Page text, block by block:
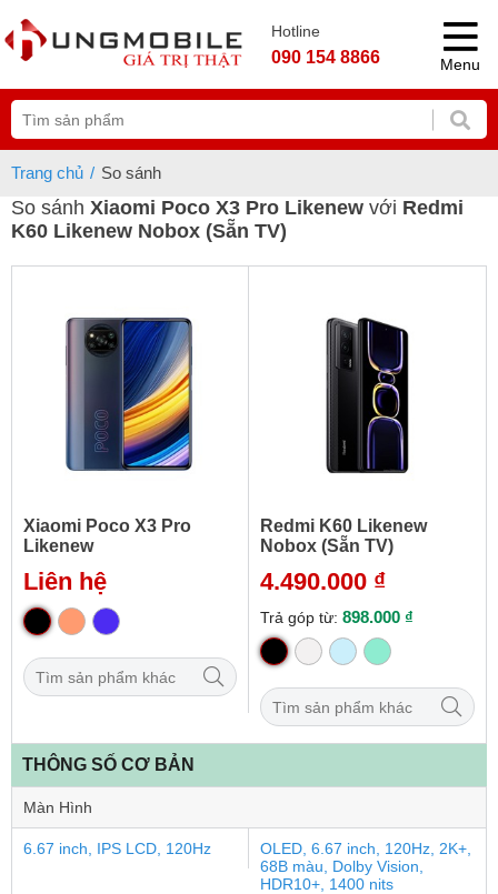
Hotline
090 154 8866 Menu
Trang chủ So sánh
So sánh Xiaomi Poco X3 Pro Likenew với Redmi
K60 Likenew Nobox (Sẵn TV)
Xiaomi Poco X3 Pro
Likenew
Liên hệ
Redmi K60 Likenew
Nobox (Sẵn TV)
4.490.000 ₫
Trả góp từ: 898.000 ₫
THÔNG SỐ CƠ BẢN
Màn Hình
6.67 inch, IPS LCD, 120Hz
OLED, 6.67 inch, 120Hz, 2K+,
68B màu, Dolby Vision,
HDR10+, 1400 nits